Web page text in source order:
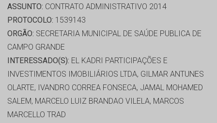
ASSUNTO: CONTRATO ADMINISTRATIVO 2014
PROTOCOLO: 1539143
ORGÃO: SECRETARIA MUNICIPAL DE SAÚDE PUBLICA DE
CAMPO GRANDE
INTERESSADO(S): EL KADRI PARTICIPAÇÕES E
INVESTIMENTOS IMOBILIÁRIOS LTDA, GILMAR ANTUNES
OLARTE, IVANDRO CORREA FONSECA, JAMAL MOHAMED
SALEM, MARCELO LUIZ BRANDAO VILELA, MARCOS
MARCELLO TRAD